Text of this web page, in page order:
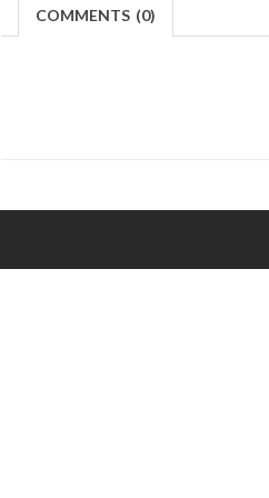
COMMENTS (0)
Sample/Redeem/About/Contact